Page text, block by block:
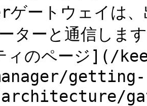
ートウェイは、
ターと通信しま
ィのページ](/
getting-